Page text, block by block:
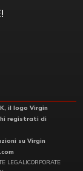
il logo Virgin
registrati di
su Virgin
LEGALICORPORATE